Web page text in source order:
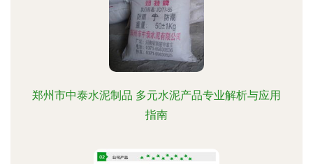
郑州市中泰水泥制品 多元水泥产品专业解析与应用
指南